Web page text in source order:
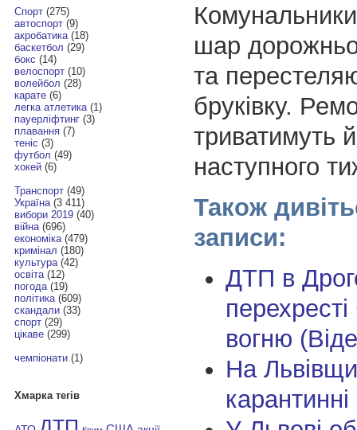
Спорт(275)
автоспорт(9)
акробатика(18)
баскетбол (29)
бокс (14)
велоспорт(10)
волейбол (28)
карате(6)
легка атлетика(1)
пауерліфтинг(3)
плавання(7)
теніс (3)
футбол (49)
хокей(6)
Транспорт(49)
Україна(3 411)
вибори 2019(40)
війна(696)
економіка(479)
кримінал (180)
культура(42)
освіта(12)
погода(19)
політика(609)
скандали(33)
спорт(29)
цікаве(299)
чемпіонати(1)
Хмарка тегів
шар
та
бруківку.
триватимуть
наступного
Також
записи:
ДТП в
перехресті
вогню
На